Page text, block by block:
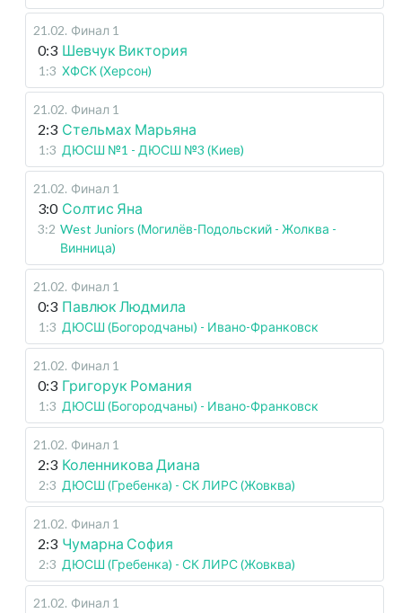
21.02. Финал 1
0:3 Шевчук Виктория
1:3 ХФСК (Херсон)
21.02. Финал 1
2:3 Стельмах Марьяна
1:3 ДЮСШ №1 - ДЮСШ №3 (Киев)
21.02. Финал 1
3:0 Солтис Яна
3:2 West Juniors (Могилёв-Подольский - Жолква -
Винница)
21.02. Финал 1
0:3 Павлюк Людмила
1:3 ДЮСШ (Богородчаны) - Ивано-Франковск
21.02. Финал 1
0:3 Григорук Романия
1:3 ДЮСШ (Богородчаны) - Ивано-Франковск
21.02. Финал 1
2:3 Коленникова Диана
2:3 ДЮСШ (Гребенка) - СК ЛИРС (Жовква)
21.02. Финал 1
2:3 Чумарна София
2:3 ДЮСШ (Гребенка) - СК ЛИРС (Жовква)
21.02. Финал 1